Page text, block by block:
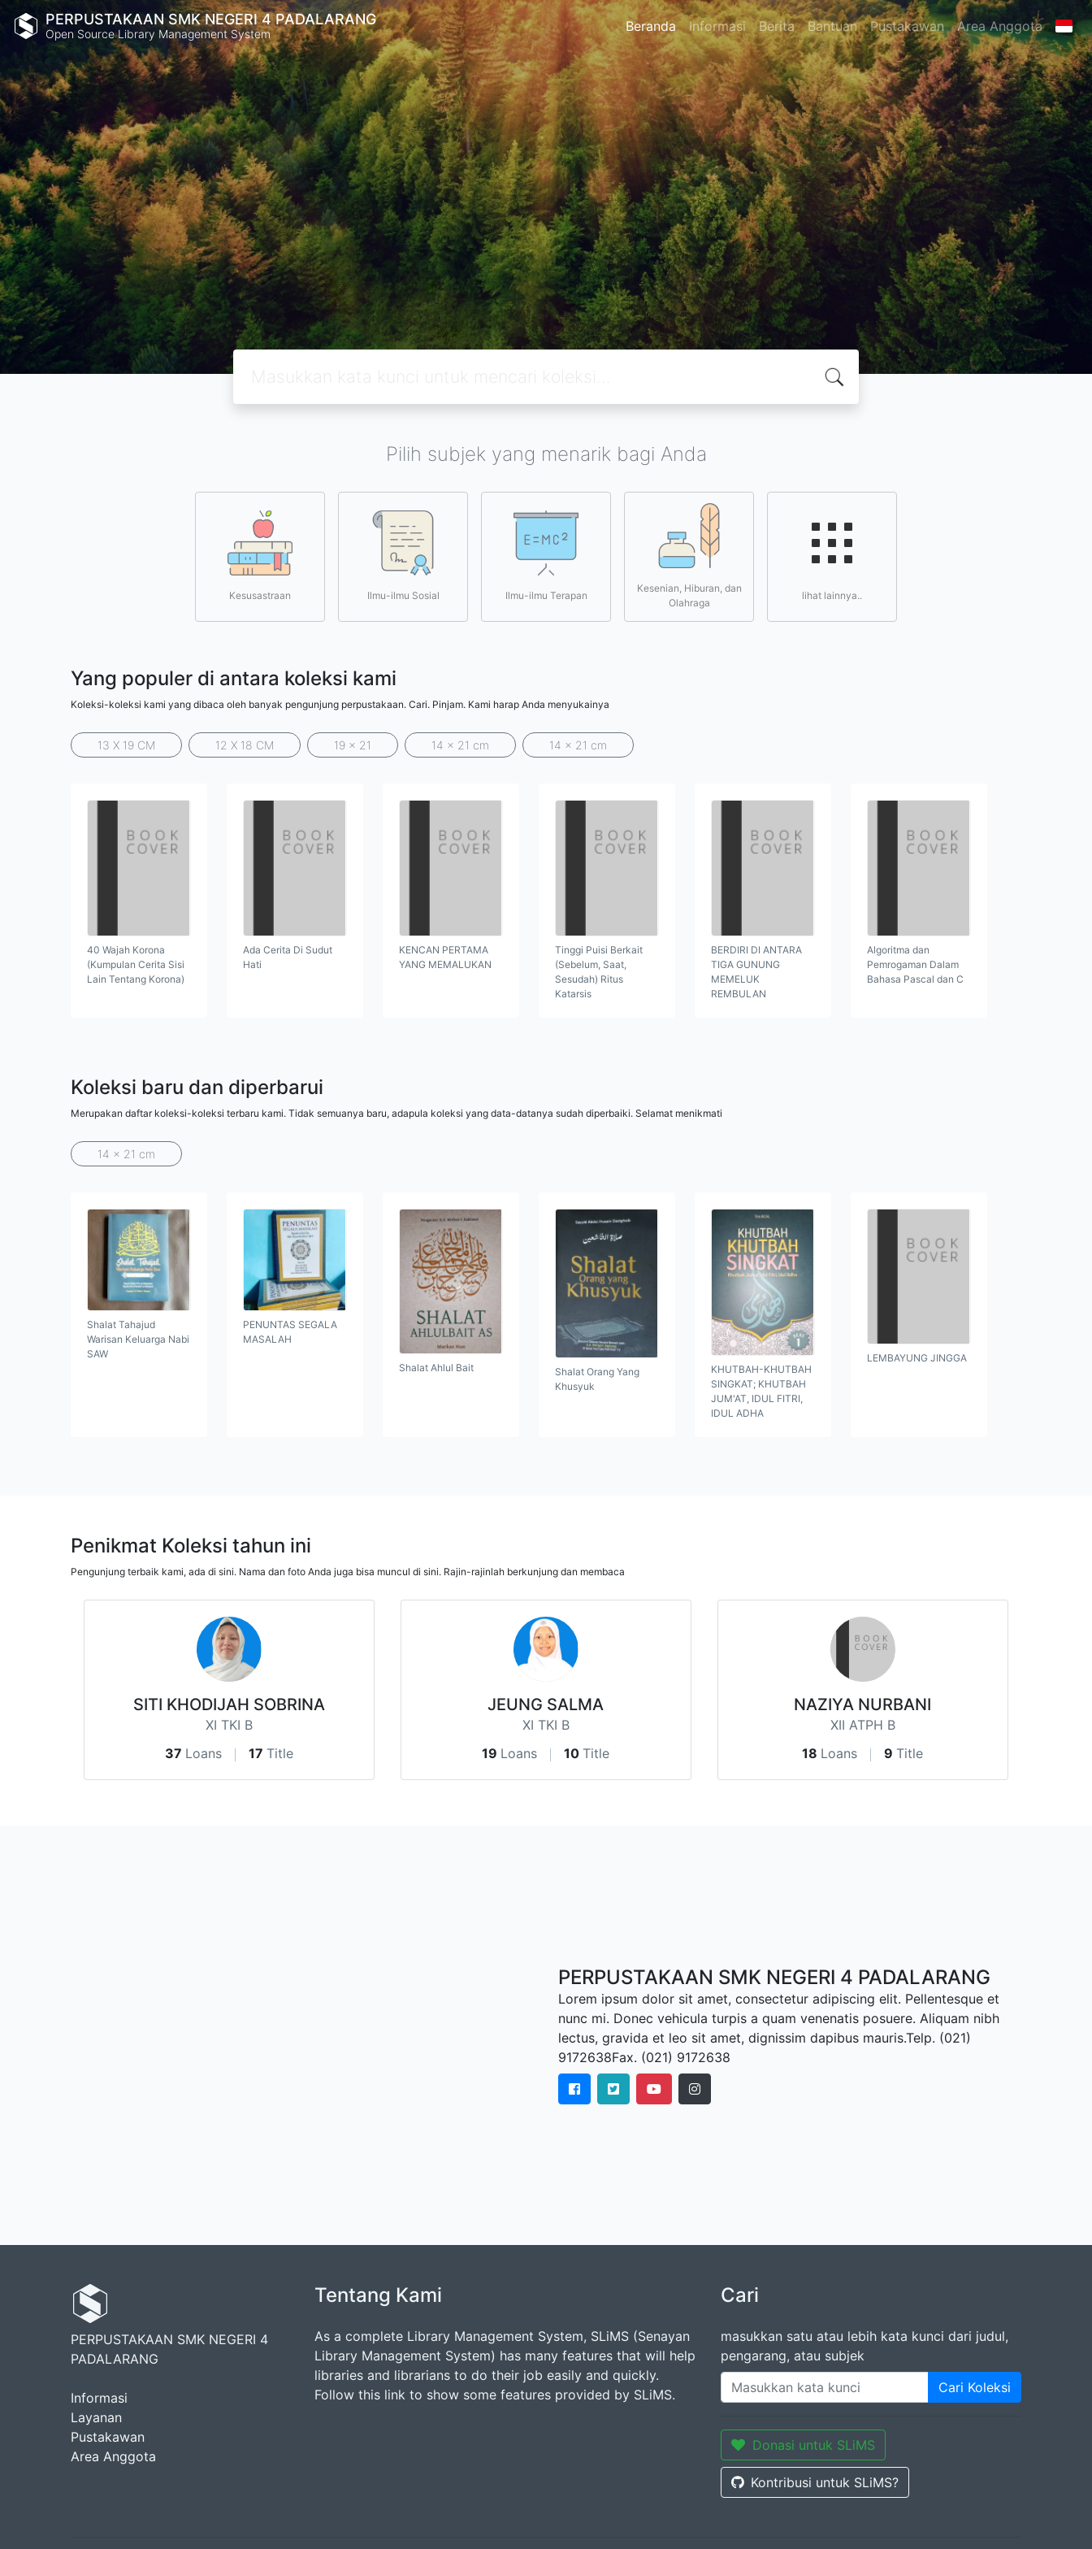
PERPUSTAKAAN SMK NEGERI 4 PADALARANG
Open Source Library Management System Beranda Informasi Berita Bantuan Pustakawan Area Anggota
Pilih subjek yang menarik bagi Anda
Kesusastraan Ilmu-ilmu Sosial Ilmu-ilmu Terapan
Kesenian, Hiburan, dan
Olahraga
lihat lainnya..
Yang populer di antara koleksi kami
Koleksi-koleksi kami yang dibaca oleh banyak pengunjung perpustakaan. Cari. Pinjam. Kami harap Anda menyukainya
13 X 19 CM 12 X 18 CM 19 x 21 14 x 21 cm 14 x 21 cm
40 Wajah Korona
(Kumpulan Cerita Sisi
Lain Tentang Korona)
Ada Cerita Di Sudut
Hati
KENCAN PERTAMA
YANG MEMALUKAN
Tinggi Puisi Berkait
(Sebelum, Saat,
Sesudah) Ritus
Katarsis
BERDIRI DI ANTARA
TIGA GUNUNG
MEMELUK
REMBULAN
Algoritma dan
Pemrogaman Dalam
Bahasa Pascal dan C
Koleksi baru dan diperbarui
Merupakan daftar koleksi-koleksi terbaru kami. Tidak semuanya baru, adapula koleksi yang data-datanya sudah diperbaiki. Selamat menikmati
14 x 21 cm
Shalat Tahajud
Warisan Keluarga Nabi
SAW
PENUNTAS SEGALA
MASALAH
Shalat Ahlul Bait
Shalat Orang Yang
Khusyuk
KHUTBAH-KHUTBAH
SINGKAT; KHUTBAH
JUM'AT, IDUL FITRI,
IDUL ADHA
LEMBAYUNG JINGGA
Penikmat Koleksi tahun ini
Pengunjung terbaik kami, ada di sini. Nama dan foto Anda juga bisa muncul di sini. Rajin-rajinlah berkunjung dan membaca
SITI KHODIJAH SOBRINA
XI TKI B
37 Loans 17 Title
JEUNG SALMA
XI TKI B
19 Loans 10 Title
NAZIYA NURBANI
XII ATPH B
18 Loans 9 Title
PERPUSTAKAAN SMK NEGERI 4 PADALARANG
Lorem ipsum dolor sit amet, consectetur adipiscing elit. Pellentesque et
nunc mi. Donec vehicula turpis a quam venenatis posuere. Aliquam nibh
lectus, gravida et leo sit amet, dignissim dapibus mauris.Telp. (021)
9172638Fax. (021) 9172638
PERPUSTAKAAN SMK NEGERI 4
PADALARANG
Informasi
Layanan
Pustakawan
Area Anggota
Tentang Kami
As a complete Library Management System, SLiMS (Senayan
Library Management System) has many features that will help
libraries and librarians to do their job easily and quickly.
Follow this link to show some features provided by SLiMS.
Cari
masukkan satu atau lebih kata kunci dari judul,
pengarang, atau subjek
Cari Koleksi
Donasi untuk SLiMS
Kontribusi untuk SLiMS?